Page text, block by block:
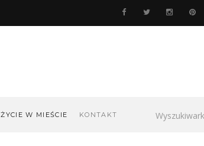
ŻYCIE W MIEŚCIE KONTAKT